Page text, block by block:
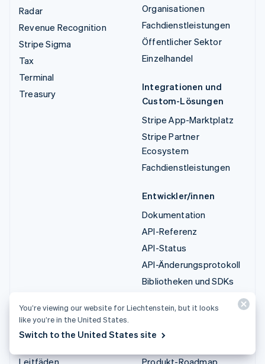
Radar
Revenue Recognition
Stripe Sigma
Tax
Terminal
Treasury
Organisationen
Fachdienstleistungen
Öffentlicher Sektor
Einzelhandel
Integrationen und
Custom-Lösungen
Stripe App-Marktplatz
Stripe Partner
Ecosystem
Fachdienstleistungen
Entwickler/innen
Dokumentation
API-Referenz
API-Status
API-Änderungsprotokoll
Bibliotheken und SDKs
Entwickler-Blog
Leitfäden
Unternehmen
Produkt-Roadmap
You’re viewing our website for Liechtenstein, but it looks
like you’re in the United States.
Switch to the United States site